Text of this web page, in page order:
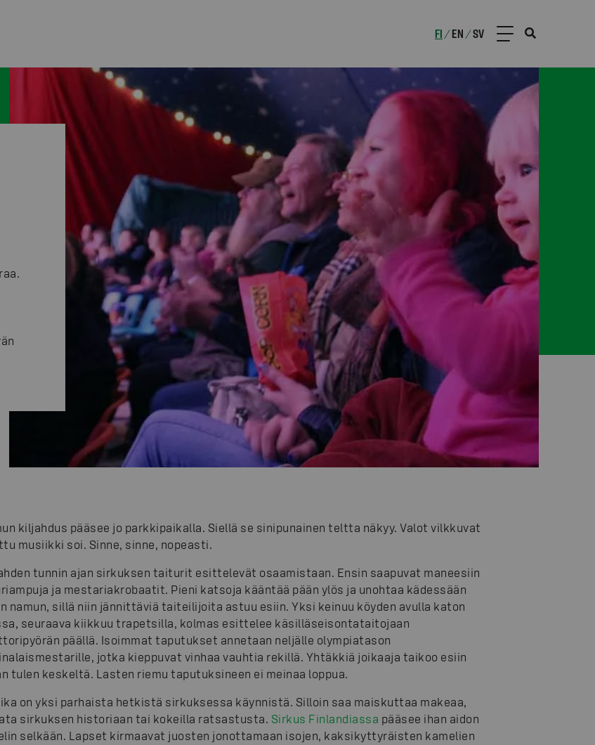
FI /EN /SV
kiljahdus pääsee jo parkkipaikalla. Siellä se sinipunainen teltta näkyy. Valot vilkkuvat
musiikki soi. Sinne, sinne, nopeasti.
tunnin ajan sirkuksen taiturit esittelevät osaamistaan. Ensin saapuvat maneesiin
ja mestariakrobaatit. Pieni katsoja kääntää pään ylös ja unohtaa kädessään
namun, sillä niin jännittäviä taiteilijoita astuu esiin. Yksi keinuu köyden avulla katon
seuraava kiikkuu trapetsilla, kolmas esittelee käsilläseisontataitojaan
päällä. Isoimmat taputukset annetaan neljälle olympiatason
jotka kieppuvat vinhaa vauhtia rekillä. Yhtäkkiä joikaaja taikoo esiin
tulen keskeltä. Lasten riemu taputuksineen ei meinaa loppua.
on yksi parhaista hetkistä sirkuksessa käynnistä. Silloin saa maiskuttaa makeaa,
sirkuksen historiaan tai kokeilla ratsastusta. Sirkus Finlandiassa pääsee ihan aidon
selkään. Lapset kirmaavat juosten jonottamaan isojen, kaksikyttyräisten kamelien